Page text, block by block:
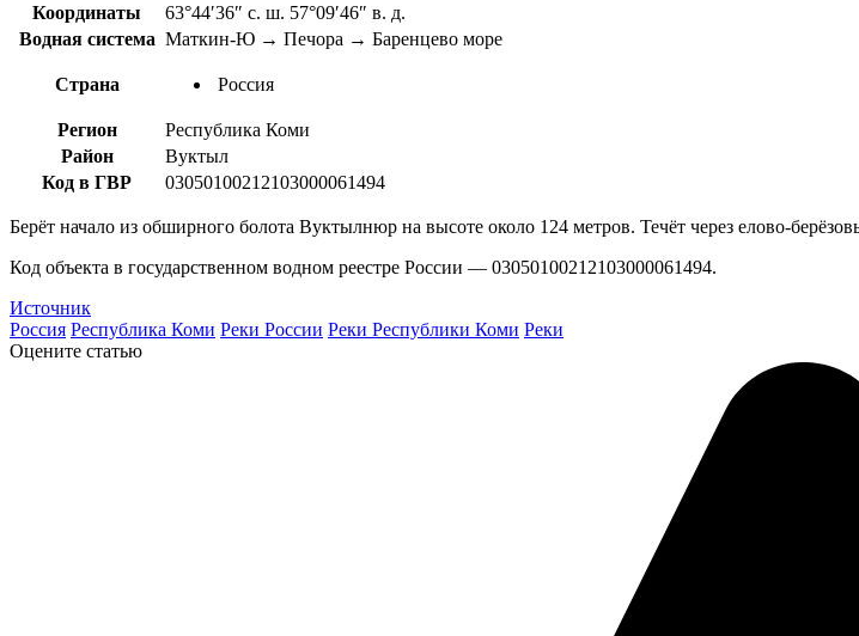
Координаты
63°44′36″ с. ш. 57°09′46″ в. д.
Водная система Маткин-Ю → Печора → Баренцево море
Страна Россия
Регион
Республика Коми
Район
Вуктыл
Код в ГВР
03050100212103000061494
Берёт начало из обширного болота Вуктылнюр на высоте около 124 метров. Течёт через елово-
Код объекта в государственном водном реестре России — 03050100212103000061494.
Источник
Россия Республика Коми Реки России Реки Республики Коми Реки
Оцените статью